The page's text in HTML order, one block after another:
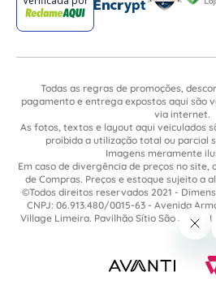
Todas as regras de promoções,
pagamento e entrega expostos aqui são
via internet.
As fotos, textos e layout aqui veiculados
proibida a utilização total ou parcial
Imagens meramente
Em caso de divergência de preços no site,
de Compras. Preços e estoque sujeito a
©Todos direitos reservados 2021 -
CNPJ: 06.913.480/0015-63 - Avenida
Village Limeira. Pavilhão Sítio São João -